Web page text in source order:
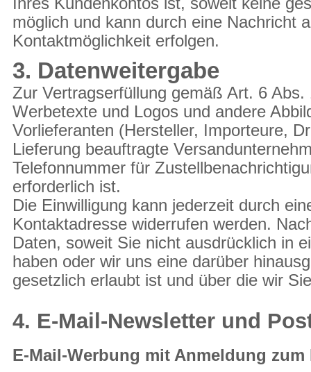
möglich und kann durch eine Nachricht
Kontaktmöglichkeit erfolgen.
3. Datenweitergabe
Zur Vertragserfüllung gemäß Art. 6
Werbetexte und Logos und andere
Vorlieferanten (Hersteller, Importeure,
Lieferung beauftragte
Telefonnummer für
erforderlich ist.
Die Einwilligung kann jederzeit durch
Kontaktadresse widerrufen werden.
Daten, soweit Sie nicht ausdrücklich in
haben oder wir uns eine darüber
gesetzlich erlaubt ist und über die wir
4. E-Mail-Newsletter und
E-Mail-Werbung mit Anmeldung zum